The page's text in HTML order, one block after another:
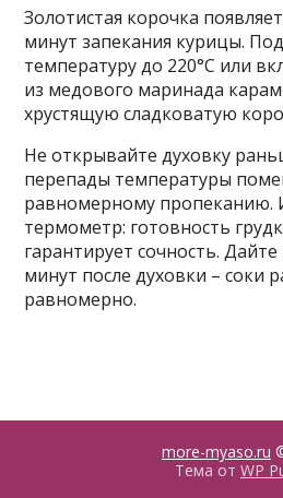
Золотистая корочка
минут запекания курицы.
температуру до 220°C или
из медового маринада
хрустящую сладковатую
Не открывайте духовку
перепады температуры
равномерному пропеканию.
термометр: готовность
гарантирует сочность.
минут после духовки – соки
равномерно.
more-myaso.ru
Тема от WP